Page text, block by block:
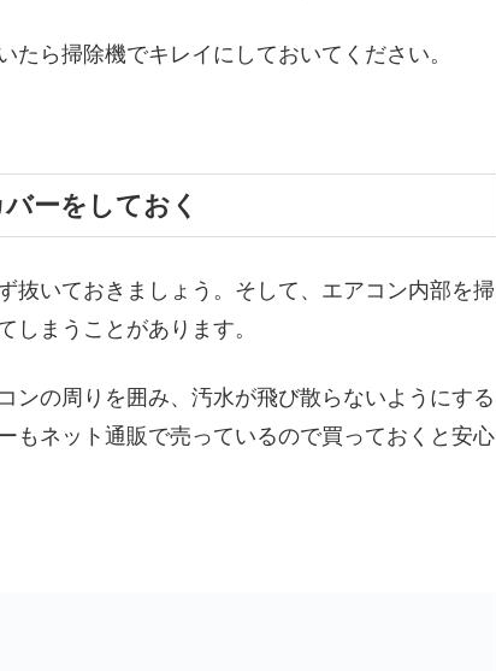
ら掃除機でキレイにしておいてください。
ーをしておく
抜いておきましょう。そして、エアコン内部を掃
しまうことがあります。
ンの周りを囲み、汚水が飛び散らないようにする
もネット通販で売っているので買っておくと安心